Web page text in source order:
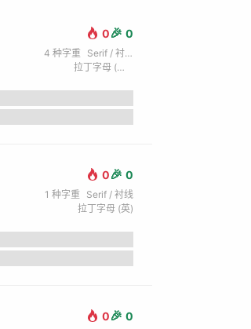
0🎉 0
4 种字重
Serif / 衬线
拉丁字母 (英) / 西里尔字母 (俄)
0🎉 0
1 种字重
Serif / 衬线
拉丁字母 (英)
0🎉 0